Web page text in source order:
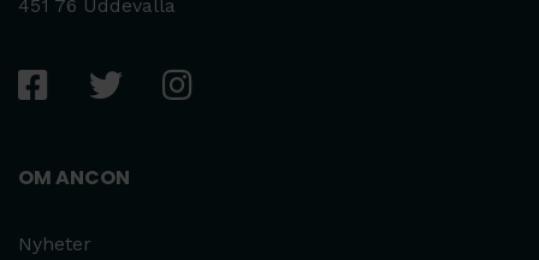
451 76 Uddevalla
OM ANCON
Nyheter